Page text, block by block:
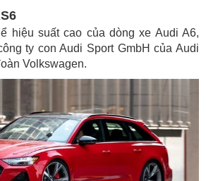
hiệu suất cao của dòng xe Audi A6,
ty con Audi Sport GmbH của Audi
Volkswagen.